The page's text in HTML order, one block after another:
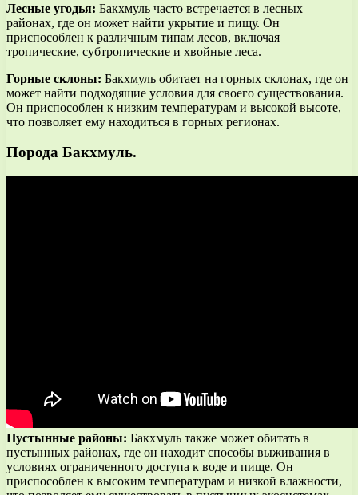
Лесные угодья: Бакхмуль часто встречается в лесных
районах, где он может найти укрытие и пищу. Он
приспособлен к различным типам лесов, включая
тропические, субтропические и хвойные леса.
Горные склоны: Бакхмуль обитает на горных склонах, где он
может найти подходящие условия для своего существования.
Он приспособлен к низким температурам и высокой высоте,
что позволяет ему находиться в горных регионах.
Порода Бакхмуль.
Пустынные районы: Бакхмуль также может обитать в
пустынных районах, где он находит способы выживания в
условиях ограниченного доступа к воде и пище. Он
приспособлен к высоким температурам и низкой влажности,